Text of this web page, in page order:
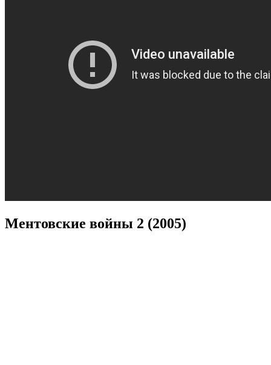
Ментовские войны 2 (2005)